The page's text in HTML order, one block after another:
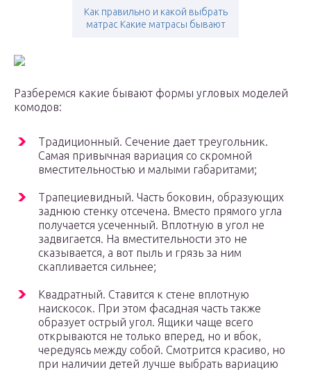
Как правильно и какой выбрать
матрас Какие матрасы бывают
Разберемся какие бывают формы угловых моделей
комодов:
Традиционный. Сечение дает треугольник.
Самая привычная вариация со скромной
вместительностью и малыми габаритами;
Трапециевидный. Часть боковин, образующих
заднюю стенку отсечена. Вместо прямого угла
получается усеченный. Вплотную в угол не
задвигается. На вместительности это не
сказывается, а вот пыль и грязь за ним
скапливается сильнее;
Квадратный. Ставится к стене вплотную
наискосок. При этом фасадная часть также
образует острый угол. Ящики чаще всего
открываются не только вперед, но и вбок,
чередуясь между собой. Смотрится красиво, но
при наличии детей лучше выбрать вариацию